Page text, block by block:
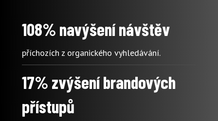
108% navýšení návštěv
příchozích z organického vyhledávání.
17% zvýšení brandových
přístupů